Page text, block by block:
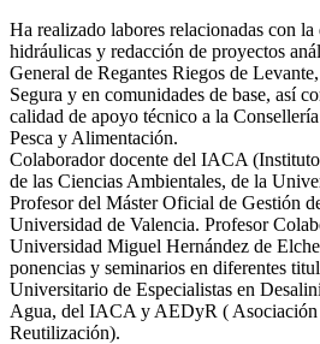
Ha realizado labores relacionadas con
hidráulicas y redacción de proyectos
General de Regantes Riegos de
Segura y en comunidades de base, así
calidad de apoyo técnico a la
Pesca y Alimentación.
Colaborador docente del IACA
de las Ciencias Ambientales, de la
Profesor del Máster Oficial de Gestión
Universidad de Valencia. Profesor
Universidad Miguel Hernández de
ponencias y seminarios en diferentes
Universitario de Especialistas en
Agua, del IACA y AEDyR ( Asociación
Reutilización).